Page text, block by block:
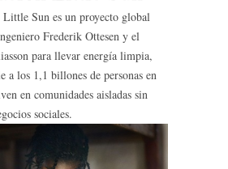
Sun es un proyecto global
Frederik Ottesen y el
para llevar energía limpia,
a los 1,1 billones de personas en
en comunidades aisladas sin
sociales.